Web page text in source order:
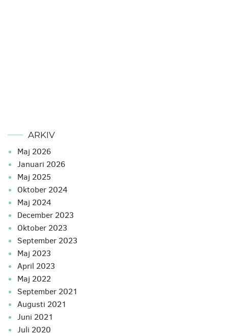
ARKIV
maj 2026
januari 2026
maj 2025
oktober 2024
maj 2024
december 2023
oktober 2023
september 2023
maj 2023
april 2023
maj 2022
september 2021
augusti 2021
juni 2021
juli 2020